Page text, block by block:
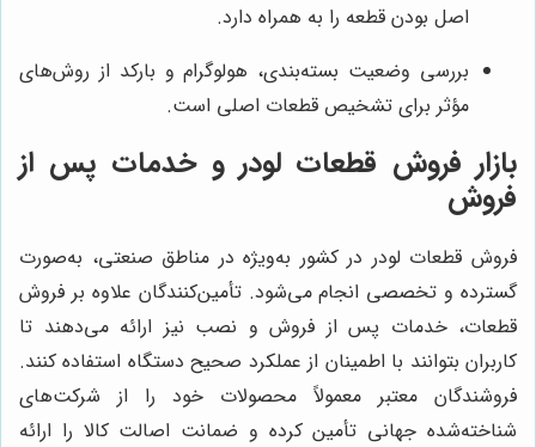
اصل بودن قطعه را به همراه دارد.
بررسی وضعیت بسته‌بندی، هولوگرام و بارکد از روش‌های
مؤثر برای تشخیص قطعات اصلی است.
بازار فروش قطعات لودر و خدمات پس از
فروش
فروش قطعات لودر در کشور به‌ویژه در مناطق صنعتی، به‌صورت
گسترده و تخصصی انجام می‌شود. تأمین‌کنندگان علاوه بر فروش
قطعات، خدمات پس از فروش و نصب نیز ارائه می‌دهند تا
کاربران بتوانند با اطمینان از عملکرد صحیح دستگاه استفاده کنند.
فروشندگان معتبر معمولاً محصولات خود را از شرکت‌های
شناخته‌شده جهانی تأمین کرده و ضمانت اصالت کالا را ارائه